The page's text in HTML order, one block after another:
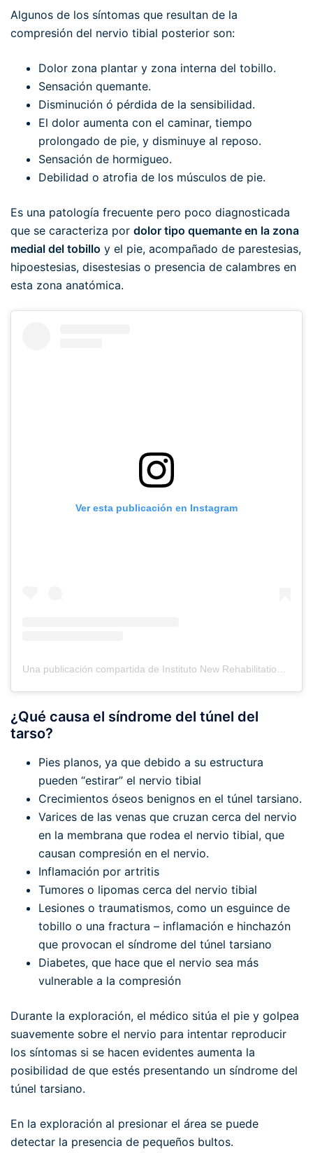
Algunos de los síntomas que resultan de la
compresión del nervio tibial posterior son:
Dolor zona plantar y zona interna del tobillo.
Sensación quemante.
Disminución ó pérdida de la sensibilidad.
El dolor aumenta con el caminar, tiempo
prolongado de pie, y disminuye al reposo.
Sensación de hormigueo.
Debilidad o atrofia de los músculos de pie.
Es una patología frecuente pero poco diagnosticada
que se caracteriza por dolor tipo quemante en la zona
medial del tobillo y el pie, acompañado de parestesias,
hipoestesias, disestesias o presencia de calambres en
esta zona anatómica.
Ver esta publicación en Instagram
Una publicación compartida de Instituto New Rehabilitation (@newrehabilitation)
¿Qué causa el síndrome del túnel del
tarso?
Pies planos, ya que debido a su estructura
pueden “estirar” el nervio tibial
Crecimientos óseos benignos en el túnel tarsiano.
Varices de las venas que cruzan cerca del nervio
en la membrana que rodea el nervio tibial, que
causan compresión en el nervio.
Inflamación por artritis
Tumores o lipomas cerca del nervio tibial
Lesiones o traumatismos, como un esguince de
tobillo o una fractura – inflamación e hinchazón
que provocan el síndrome del túnel tarsiano
Diabetes, que hace que el nervio sea más
vulnerable a la compresión
Durante la exploración, el médico sitúa el pie y golpea
suavemente sobre el nervio para intentar reproducir
los síntomas si se hacen evidentes aumenta la
posibilidad de que estés presentando un síndrome del
túnel tarsiano.
En la exploración al presionar el área se puede
detectar la presencia de pequeños bultos.